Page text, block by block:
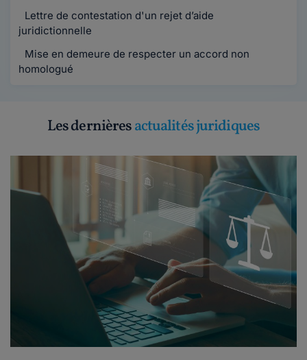
Lettre de contestation d'un rejet d’aide
juridictionnelle
Mise en demeure de respecter un accord non
homologué
Les dernièresactualités juridiques